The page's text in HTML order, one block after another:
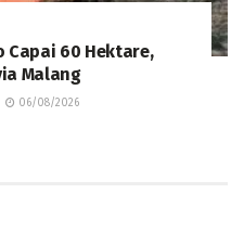
Capai 60 Hektare,
Malang
06/08/2026